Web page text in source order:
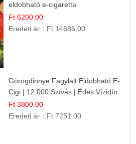
eldobható e-cigaretta
Ft 6200.00
Eredeti ár： Ft 14686.00
Görögdinnye Fagylalt Eldobható E-
Cigi | 12.000 Szívás | Édes Vízidín
Íz
Ft 3800.00
Eredeti ár： Ft 7251.00